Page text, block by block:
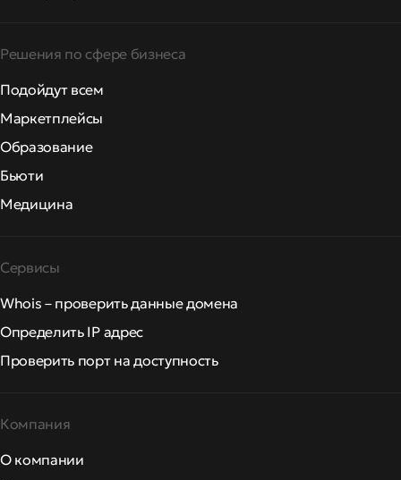
Решения по сфере бизнеса
Подойдут всем
Маркетплейсы
Образование
Бьюти
Медицина
Сервисы
Whois – проверить данные домена
Определить IP адрес
Проверить порт на доступность
Компания
О компании